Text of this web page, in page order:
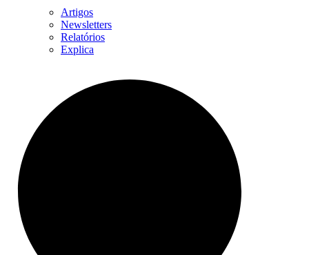
Artigos
Newsletters
Relatórios
Explica